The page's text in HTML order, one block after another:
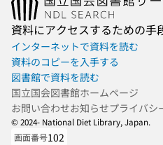
資料にアクセスするための手
インターネットで資料を読む
資料のコピーを入手する
図書館で資料を読む
国立国会図書館ホームページ
お問い合わせお知らせプライバシ
© 2024- National Diet Library, Japan.
画面番号102